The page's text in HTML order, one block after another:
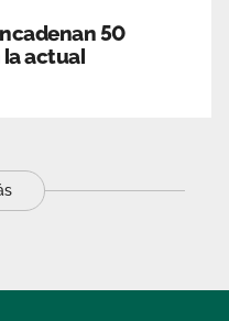
50
la actual